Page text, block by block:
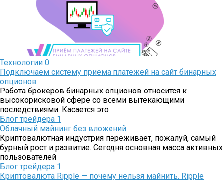
Технологии 0
Подключаем систему приёма платежей на сайт бинарных
опционов
Работа брокеров бинарных опционов относится к
высокорисковой сфере со всеми вытекающими
последствиями. Касается это
Блог трейдера 1
Облачный майнинг без вложений
Криптовалютная индустрия переживает, пожалуй, самый
бурный рост и развитие. Сегодня основная масса активных
пользователей
Блог трейдера 1
Криптовалюта Ripple — почему нельзя майнить. Ripple